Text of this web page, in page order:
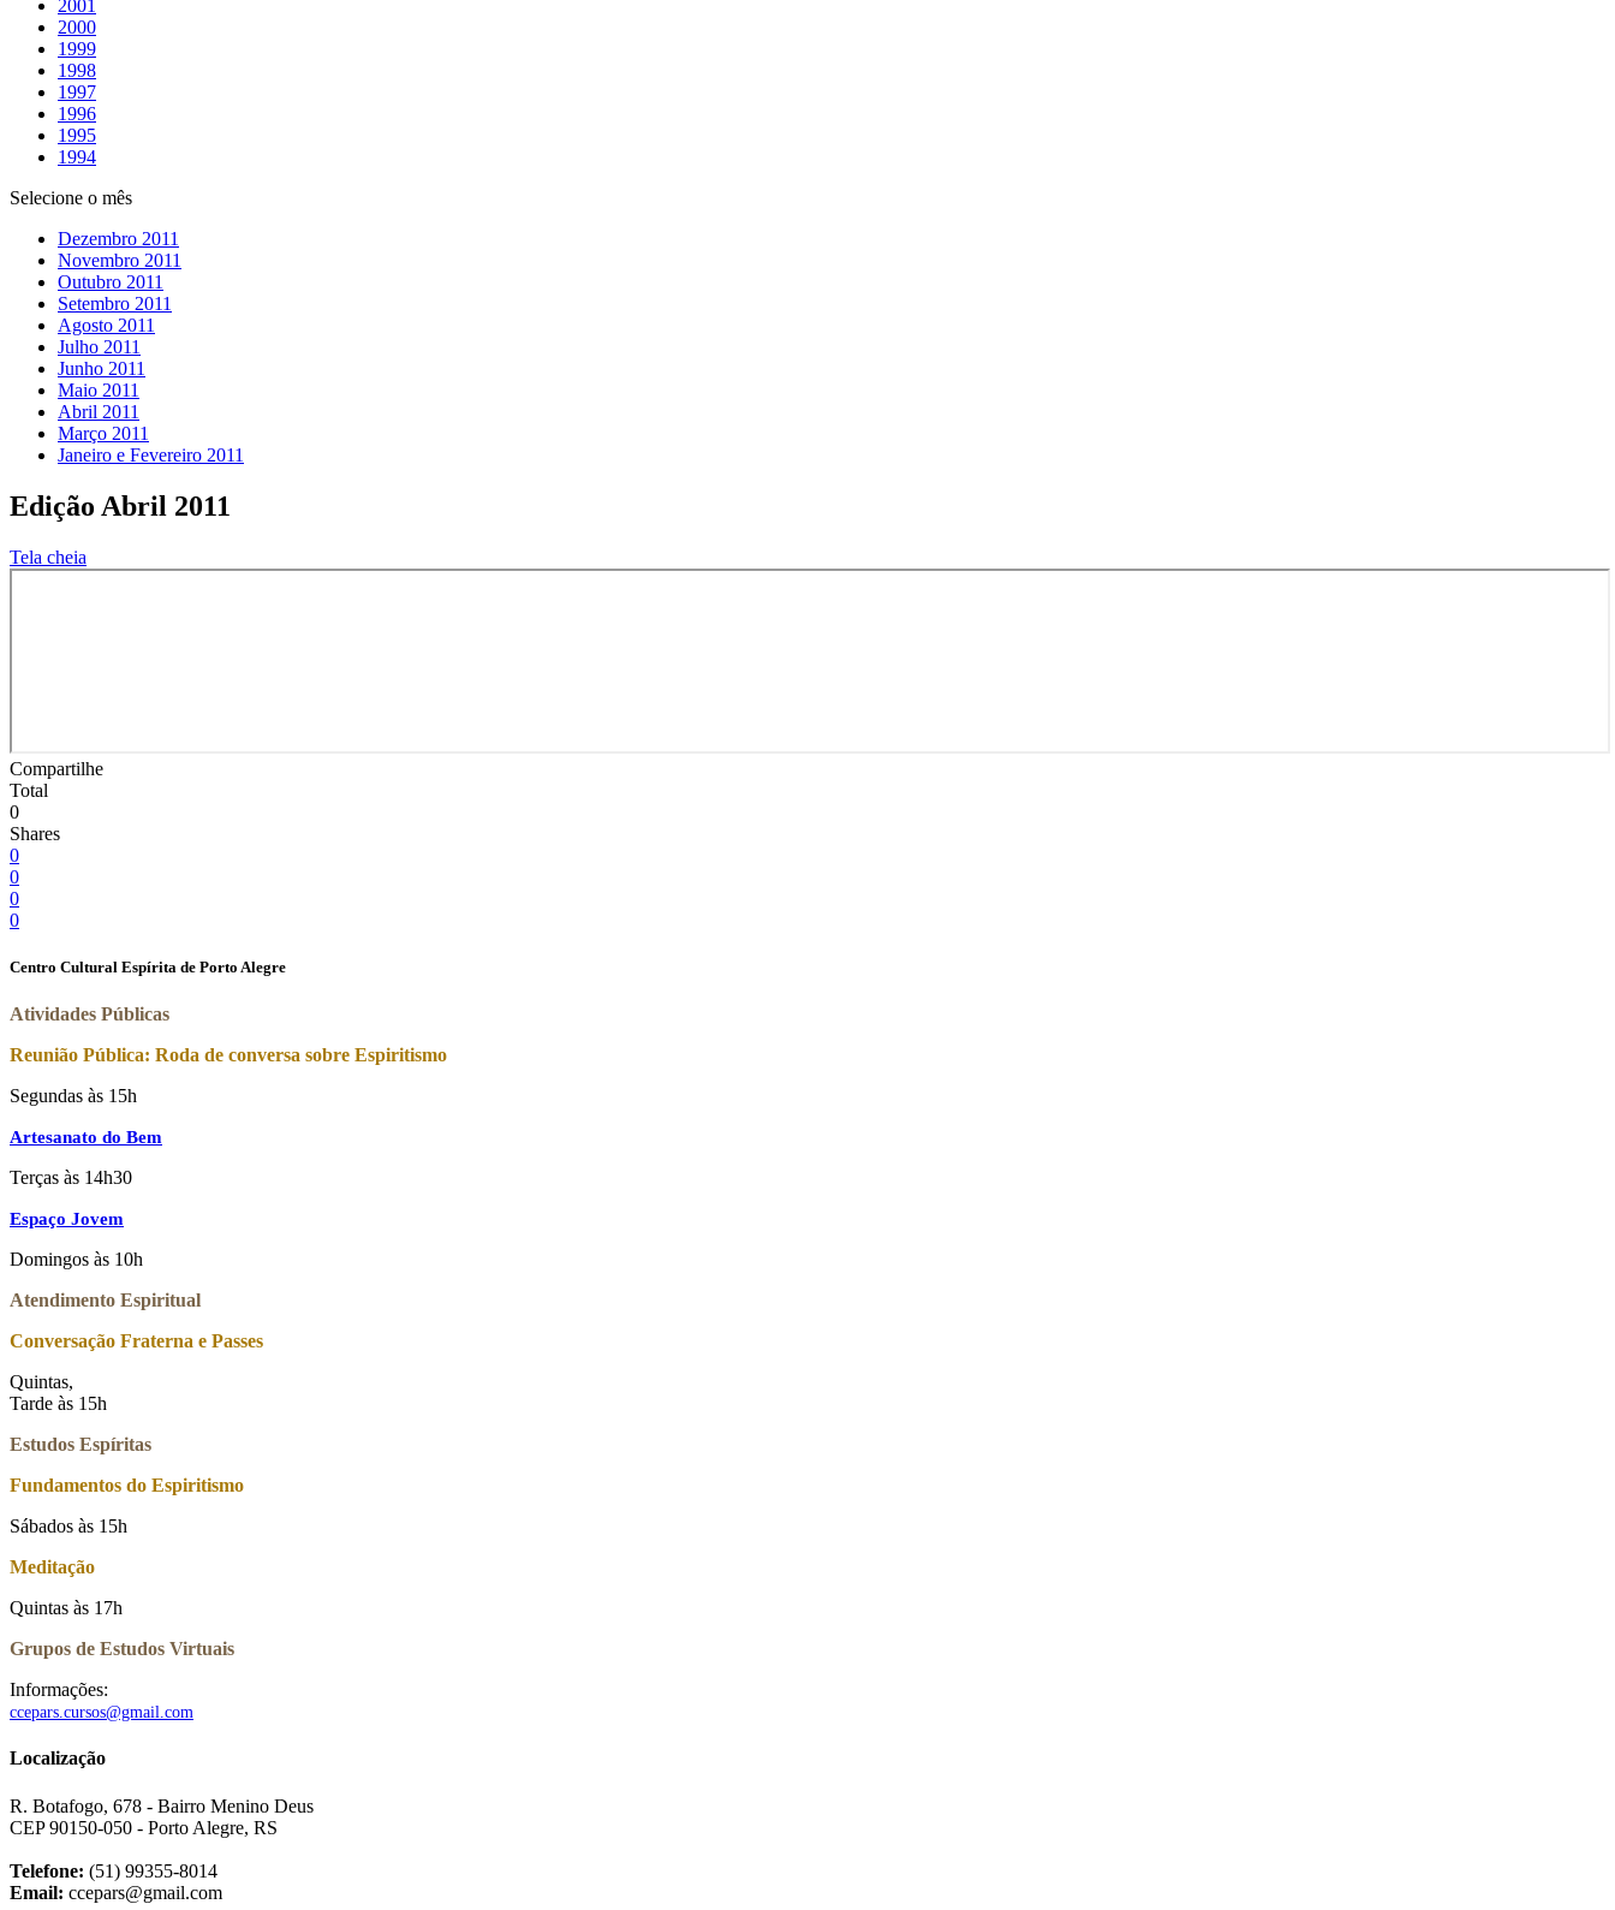
2001
2000
1999
1998
1997
1996
1995
1994
Selecione o mês
Dezembro 2011
Novembro 2011
Outubro 2011
Setembro 2011
Agosto 2011
Julho 2011
Junho 2011
Maio 2011
Abril 2011
Março 2011
Janeiro e Fevereiro 2011
Edição Abril 2011
Tela cheia
Compartilhe
Total
0
Shares
0
0
0
0
Centro Cultural Espírita de Porto Alegre
Atividades Públicas
Reunião Pública: Roda de conversa sobre Espiritismo
Segundas às 15h
Artesanato do Bem
Terças às 14h30
Espaço Jovem
Domingos às 10h
Atendimento Espiritual
Conversação Fraterna e Passes
Quintas,
Tarde às 15h
Estudos Espíritas
Fundamentos do Espiritismo
Sábados às 15h
Meditação
Quintas às 17h
Grupos de Estudos Virtuais
Informações:
ccepars.cursos@gmail.com
Localização
R. Botafogo, 678 - Bairro Menino Deus
CEP 90150-050 - Porto Alegre, RS
Telefone: (51) 99355-8014
Email: ccepars@gmail.com